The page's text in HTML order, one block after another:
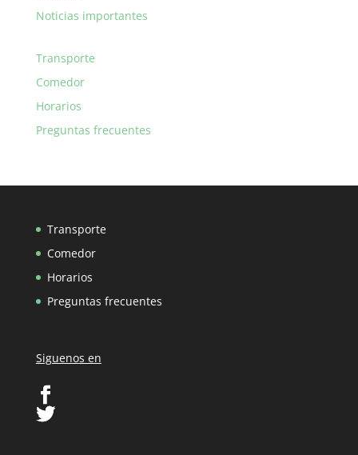
Noticias importantes
Transporte
Comedor
Horarios
Preguntas frecuentes
Transporte
Comedor
Horarios
Preguntas frecuentes
Siguenos en